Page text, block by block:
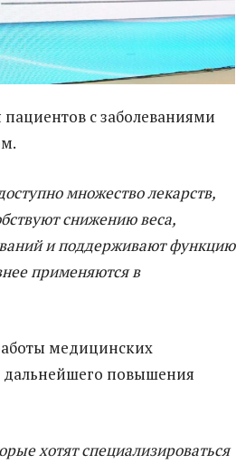
с заболеваниями
множество лекарств,
снижению веса,
и поддерживают функцию
применяются в
медицинских
дальнейшего повышения
хотят специализироваться